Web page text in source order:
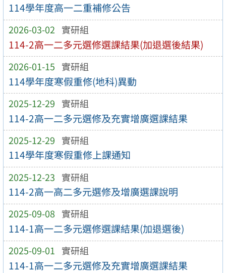
114學年度高一二重補修公告
2026-03-02 實研組
114-2高一二多元選修選課結果(加退選後結果)
2026-01-15 實研組
114學年度寒假重修(地科)異動
2025-12-29 實研組
114-2高一二多元選修及充實增廣選課結果
2025-12-29 實研組
114學年度寒假重修上課通知
2025-12-23 實研組
114-2高一高二多元選修及增廣選課說明
2025-09-08 實研組
114-1高一二多元選修選課結果(加退選後)
2025-09-01 實研組
114-1高一二多元選修及充實增廣選課結果